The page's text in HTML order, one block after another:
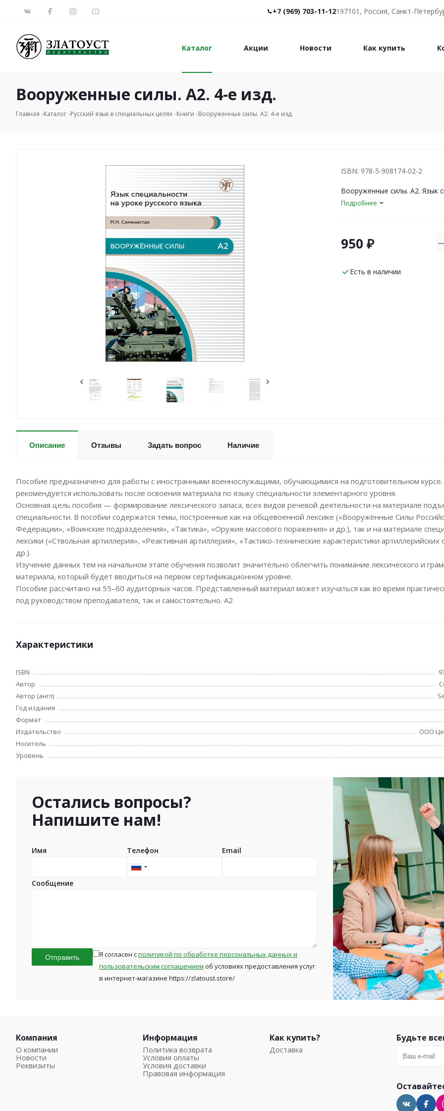
+7 (969) 703-11-12197101, Россия, Санкт-
Каталог Акции Новости Как купить
Вооруженные силы. А2. 4-е изд.
Главная Каталог Русский язык в специальных целях Книги Вооруженные силы. А2. 4-е изд.
ISBN: 978-5-908174-02-2
Вооруженные силы. А2. Язык
Подробнее
950 ₽
Есть в наличии
Описание Отзывы Задать вопрос Наличие
Пособие предназначено для работы с иностранными военнослужащими, обучающимися на подготовительном
рекомендуется использовать после освоения материала по языку специальности элементарного уровня.
Основная цель пособия — формирование лексического запаса, всех видов речевой деятельности на материале
специальности. В пособии содержатся темы, построенные как на общевоенной лексике («Вооружённые Силы
Федерации», «Воинские подразделения», «Тактика», «Оружие массового поражения» и др.), так и на материале
лексики («Ствольная артиллерия», «Реактивная артиллерия», «Тактико-технические характеристики артиллерийских
др.).
Изучение данных тем на начальном этапе обучения позволит значительно облегчить понимание лексического и
материала, который будет вводиться на первом сертификационном уровне.
Пособие рассчитано на 55–60 аудиторных часов. Представленный материал может изучаться как во время
под руководством преподавателя, так и самостоятельно. А2
Характеристики
ISBN
Автор
Автор (англ)
Год издания
Формат
Издательство
ООО
Носитель
Уровень
Остались вопросы?
Напишите нам!
Имя Телефон
Russia
Email
Сообщение
Отправить Я согласен сполитикой по обработке персональных данных и
пользовательским соглашением об условиях предоставления услуг
в интернет-магазине https://zlatoust.store/
Компания
О компании
Новости
Реквизиты
Информация
Политика возврата
Условия оплаты
Условия доставки
Правовая информация
Как купить?
Доставка
Будьте